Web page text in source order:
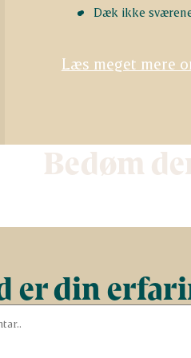
Dæk ikke
Læs meget mere
Bedøm
er din